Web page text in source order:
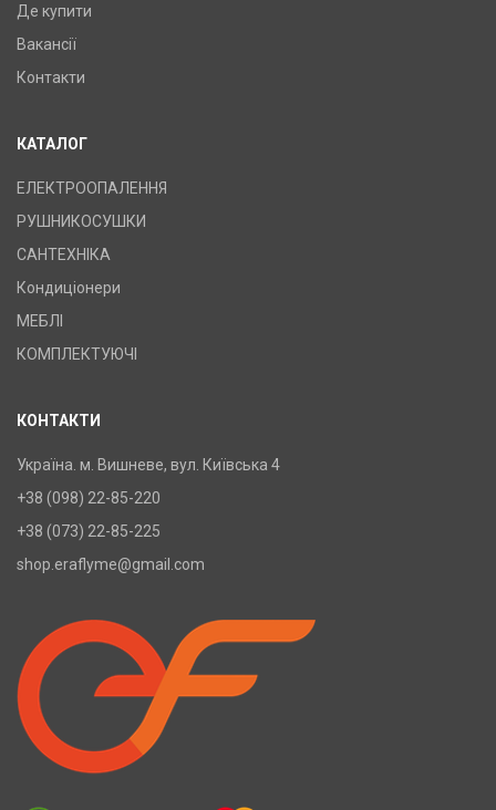
Де купити
Вакансії
Контакти
КАТАЛОГ
ЕЛЕКТРООПАЛЕННЯ
РУШНИКОСУШКИ
САНТЕХНІКА
Кондиціонери
МЕБЛІ
КОМПЛЕКТУЮЧІ
КОНТАКТИ
Україна. м. Вишневе, вул. Київська 4
+38 (098) 22-85-220
+38 (073) 22-85-225
shop.eraflyme@gmail.com